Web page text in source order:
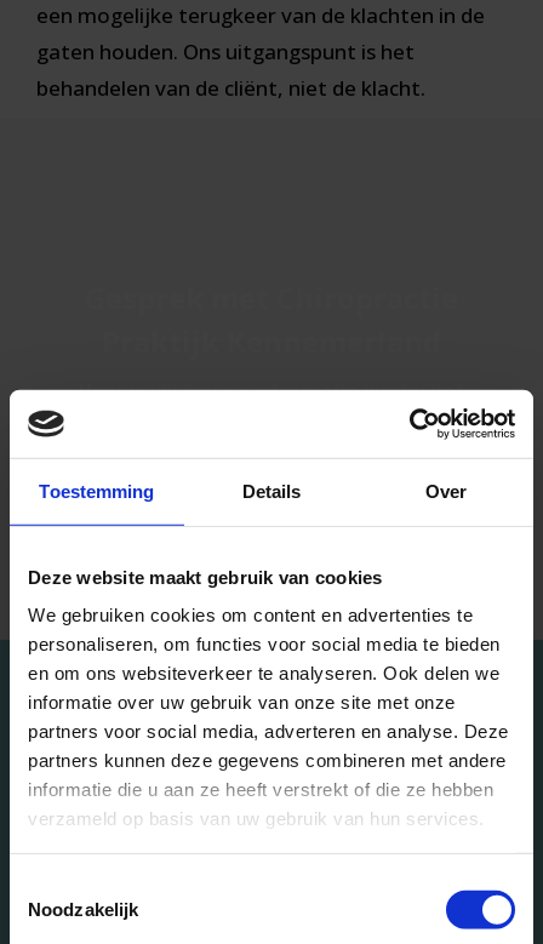
Toestemming Details Over
Deze website maakt gebruik van cookies
We gebruiken cookies om content en advertenties te
personaliseren, om functies voor social media te bieden
en om ons websiteverkeer te analyseren. Ook delen we
informatie over uw gebruik van onze site met onze
partners voor social media, adverteren en analyse. Deze
partners kunnen deze gegevens combineren met andere
informatie die u aan ze heeft verstrekt of die ze hebben
verzameld op basis van uw gebruik van hun services.
Noodzakelijk
een mogelijke terugkeer van de klachten in de
gaten houden. Ons uitgangspunt is het
behandelen van de cliënt, niet de klacht.
Voor vrijblijvende informatie kunt u het
contactformulier invullen. Een van onze
assistentes zal u binnen 48 uur bellen om u
Fout:Contact formulier niet gevonden.
Functionele Neurologie
Het 5-daagse traject heeft mij
enorm veel gebracht
uit het veld geslagen. Na een aantal tests bleek dat
ik helemaal uit balans was en jullie konden dat